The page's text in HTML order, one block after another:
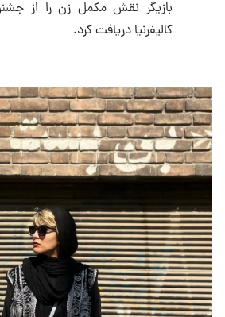
بازیگر نقش مکمل زن را از
کالیفرنیا دریافت کرد.